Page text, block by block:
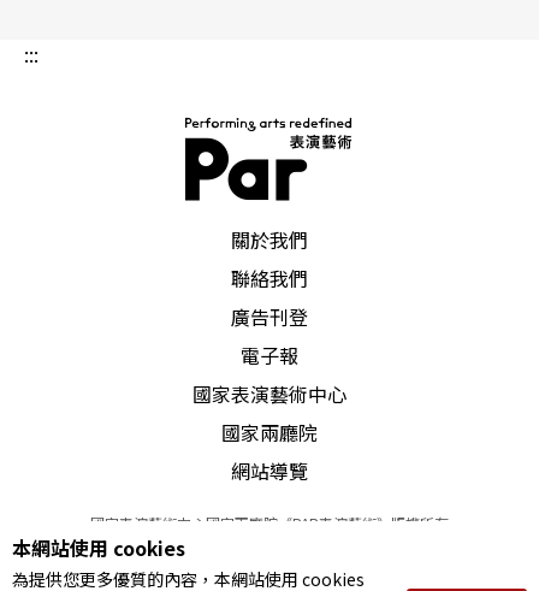
:::
關於我們
聯絡我們
廣告刊登
電子報
國家表演藝術中心
國家兩廳院
網站導覽
國家表演藝術中心國家兩廳院《PAR表演藝術》版權所有
© 2022Performing arts redefined. All Rights Reserved
統一編號 Tax Id number 00973926
本網站使用 cookies
為提供您更多優質的內容，本網站使用 cookies